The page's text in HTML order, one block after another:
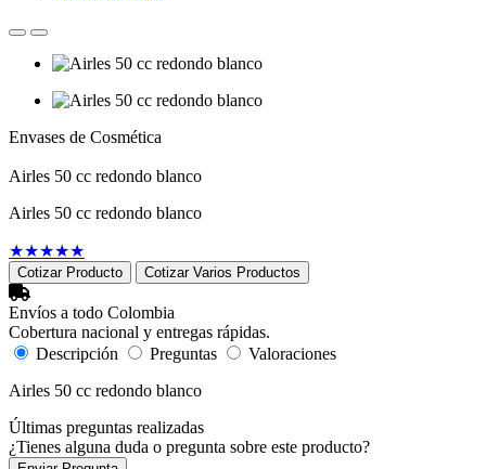
Envases de Cosmética
Airles 50 cc redondo blanco
Airles 50 cc redondo blanco
★★★★★
Cotizar Producto Cotizar Varios Productos
Envíos a todo Colombia
Cobertura nacional y entregas rápidas.
Descripción
Preguntas
Valoraciones
Airles 50 cc redondo blanco
Últimas preguntas realizadas
¿Tienes alguna duda o pregunta sobre este producto?